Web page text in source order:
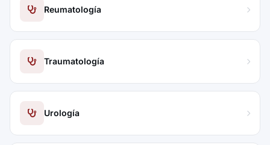
Reumatología
Traumatología
Urología